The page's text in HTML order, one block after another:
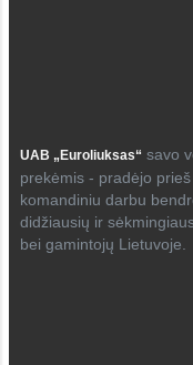
UAB „Euroliuksas“ savo
prekėmis - pradėjo
komandiniu darbu
didžiausių ir
bei gamintojų Lietuvoje.